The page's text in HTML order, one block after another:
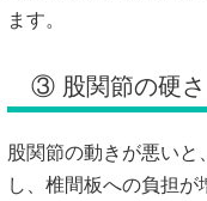
ます。
③ 股関節の硬さ
股関節の動きが悪い
し、椎間板への負担が